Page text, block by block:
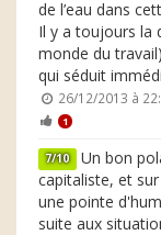
de l’eau dans
Il y a toujours la
monde du
qui séduit
26/12/2013 à
1
7/10 Un bon
capitaliste, et
une pointe
suite aux